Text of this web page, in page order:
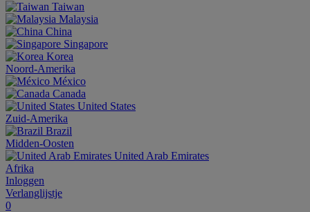
Taiwan
Malaysia
China
Singapore
Korea
Noord-Amerika
México
Canada
United States
Zuid-Amerika
Brazil
Midden-Oosten
United Arab Emirates
Afrika
Inloggen
Verlanglijstje
0